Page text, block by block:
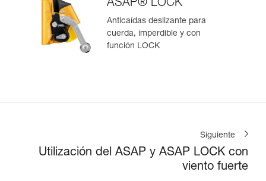
ASAP® LOCK
Anticaídas deslizante para
cuerda, imperdible y con
función LOCK
Siguiente
Utilización del ASAP y ASAP LOCK con
viento fuerte